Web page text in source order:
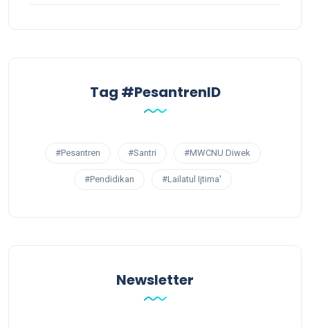
Tag #PesantrenID
#Pesantren #Santri #MWCNU Diwek
#Pendidikan #Lailatul Ijtima'
Newsletter